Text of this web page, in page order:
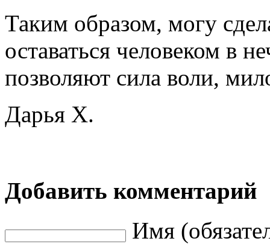
Таким образом, могу
оставаться человеком в
позволяют сила воли,
Дарья Х.
Добавить комментарий
Имя